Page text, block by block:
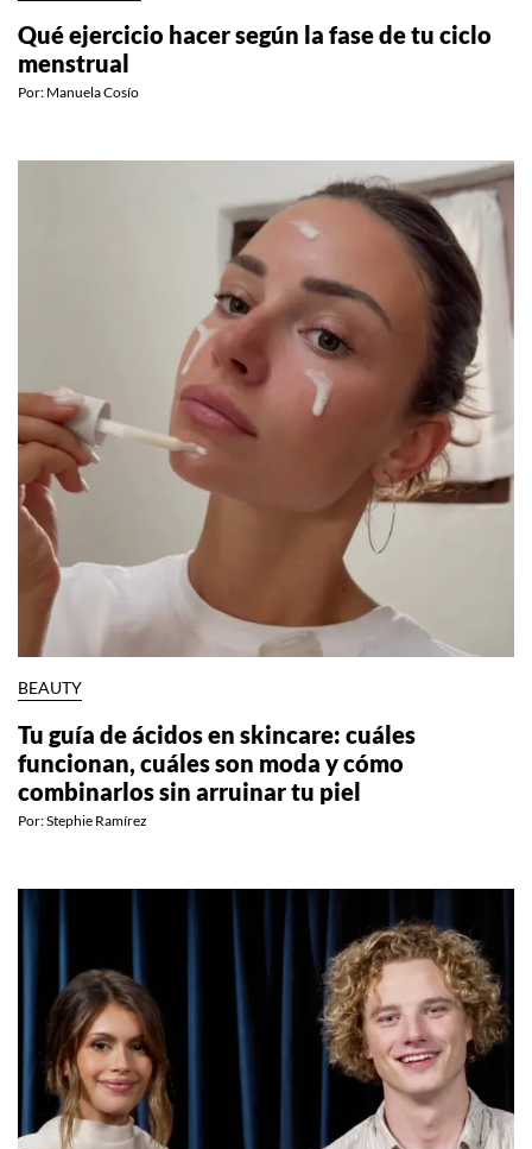
Qué ejercicio hacer según la fase de tu ciclo
menstrual
Por: Manuela Cosío
BEAUTY
Tu guía de ácidos en skincare: cuáles
funcionan, cuáles son moda y cómo
combinarlos sin arruinar tu piel
Por:Stephie Ramírez